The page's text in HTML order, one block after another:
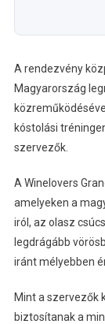
A rendezvény
Magyarország
kóstolási
szervezők.
A Winelovers
amelyeken a
iról, az olasz
legdrágább
iránt mélyebben
Mint a szervezők
biztosítanak a